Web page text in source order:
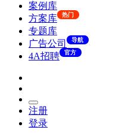
案例库
方案库
热门
专题库
广告公司
导航
4A招聘 官方
注册
登录